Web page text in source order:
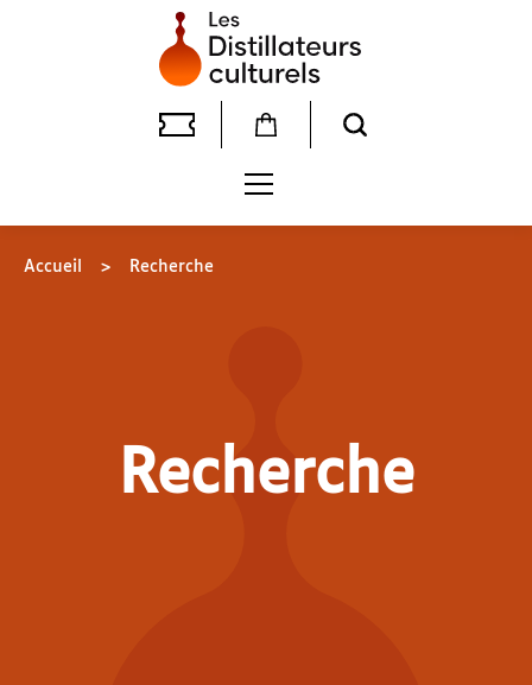
Accueil > Recherche
Recherche